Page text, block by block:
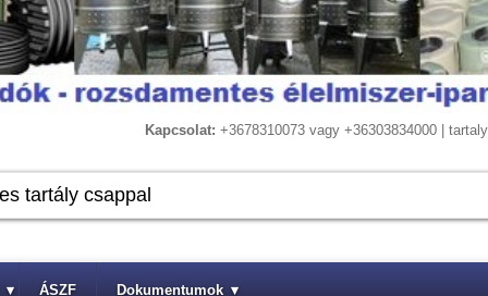
Kapcsolat: +3678310073 vagy +36303834000 |
▾ ÁSZF Dokumentumok ▾